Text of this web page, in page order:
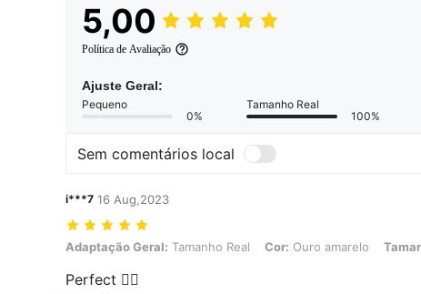
5,00
Política de Avaliação
Ajuste Geral:
Pequeno
0%
Tamanho Real
100%
Sem comentários local
i***7 16 Aug,2023
Adaptação Geral: Tamanho Real, Cor: Ouro amarelo, Tamanho: P
Adaptação Geral: Tamanho Real Cor: Ouro amarelo
Perfect 👌🏽